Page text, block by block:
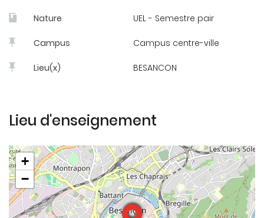
Nature UEL - Semestre pair
Campus Campus centre-ville
Lieu(x) BESANCON
Lieu d'enseignement
+
−